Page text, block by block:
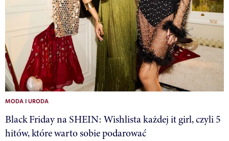
MODA I URODA
Black Friday na SHEIN: Wishlista każdej it girl, czyli 5
hitów, które warto sobie podarować